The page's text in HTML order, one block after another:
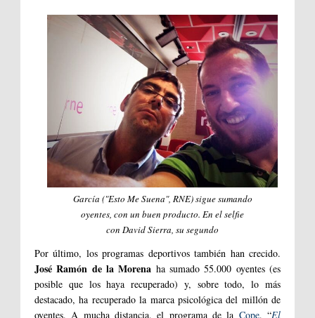
García ("Esto Me Suena", RNE) sigue sumando
oyentes, con un buen producto. En elselfie
con David Sierra, su segundo
Por último, los programas deportivos también han crecido.
José Ramón de la Morena ha sumado 55.000 oyentes (es
posible que los haya recuperado) y, sobre todo, lo más
destacado, ha recuperado la marca psicológica del millón de
oyentes. A mucha distancia, el programa de la Cope, “El